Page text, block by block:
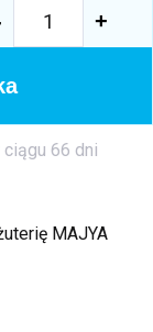
MAJYA
ciągu 66 dni